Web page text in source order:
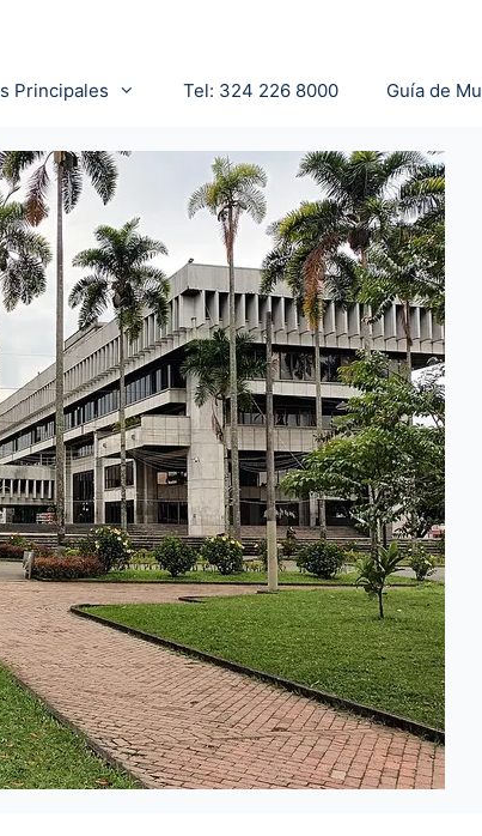
Principales Tel: 324 226 8000 Guía de